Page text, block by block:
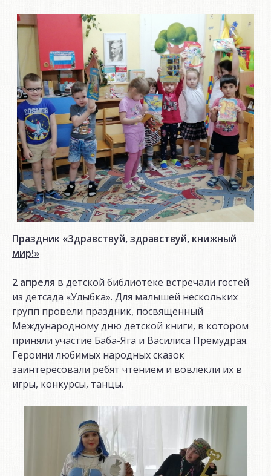
Праздник «Здравствуй, здравствуй, книжный
мир!»
2 апреля в детской библиотеке встречали гостей
из детсада «Улыбка». Для малышей нескольких
групп провели праздник, посвящённый
Международному дню детской книги, в котором
приняли участие Баба-Яга и Василиса Премудрая.
Героини любимых народных сказок
заинтересовали ребят чтением и вовлекли их в
игры, конкурсы, танцы.